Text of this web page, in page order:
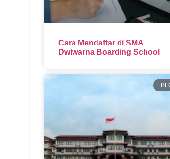
Cara Mendaftar di SMA
Dwiwarna Boarding School